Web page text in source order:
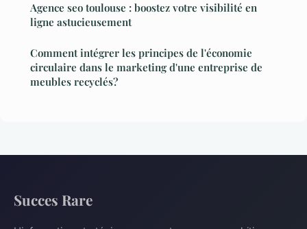
Agence seo toulouse : boostez votre visibilité en
ligne astucieusement
Comment intégrer les principes de l'économie
circulaire dans le marketing d'une entreprise de
meubles recyclés?
Succes Rare